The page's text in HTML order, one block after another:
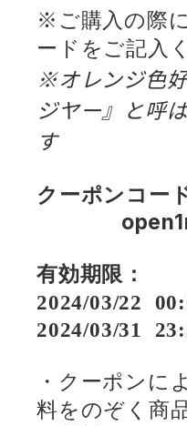
※ご購入の際
ードをご記入
※オレンジ色
ジヤー』と呼
す
クーポンコー
有効期限：
2024/03/22
2024/03/31
・クーポンに
料をのぞく商